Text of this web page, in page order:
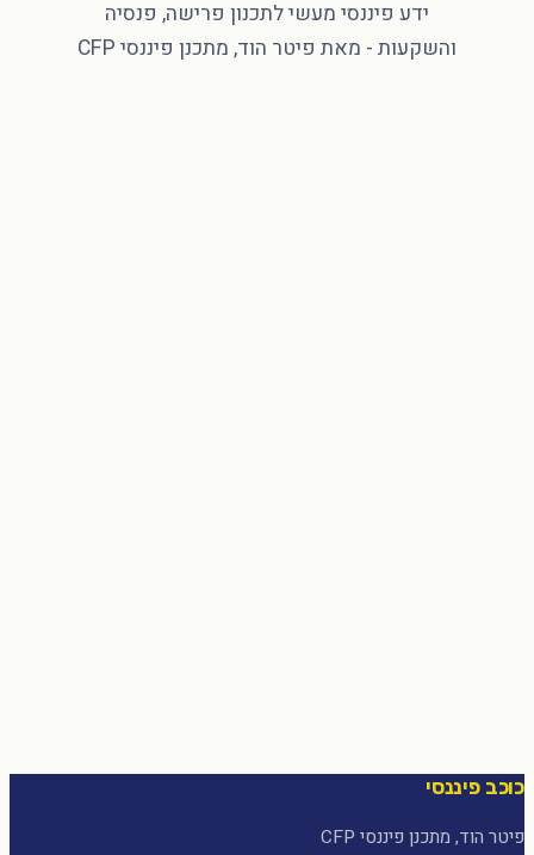
כוכב פיננסי
פיטר הוד, מתכנן פיננסי CFP